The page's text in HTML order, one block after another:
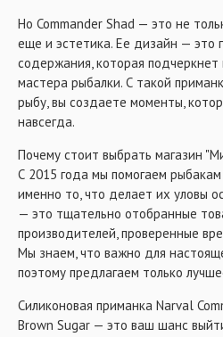
Но Commander Shad — это не
еще и эстетика. Ее дизайн — это
содержания, которая
мастера рыбалки. С такой
рыбу, вы создаете моменты,
навсегда.
Почему стоит выбрать магазин
С 2015 года мы помогаем
именно то, что делает их уловы
— это тщательно отобранные
производителей, проверенные
Мы знаем, что важно для
поэтому предлагаем только
Силиконовая приманка Narval
Brown Sugar — это ваш шанс